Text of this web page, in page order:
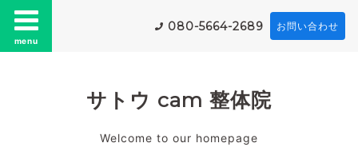
menu
080-5664-2689 お問い合わせ
サトウ cam 整体院
Welcome to our homepage